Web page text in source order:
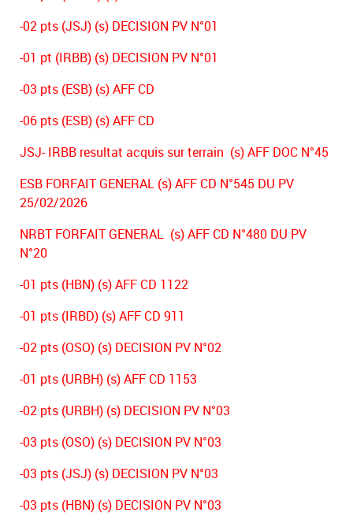
-02 pts (JSJ) (s) DECISION PV N°01
-01 pt (IRBB) (s) DECISION PV N°01
-03 pts (ESB) (s) AFF CD
-06 pts (ESB) (s) AFF CD
JSJ- IRBB resultat acquis sur terrain (s) AFF DOC N°45
ESB FORFAIT GENERAL (s) AFF CD N°545 DU PV
25/02/2026
NRBT FORFAIT GENERAL (s) AFF CD N°480 DU PV
N°20
-01 pts (HBN) (s) AFF CD 1122
-01 pts (IRBD) (s) AFF CD 911
-02 pts (OSO) (s) DECISION PV N°02
-01 pts (URBH) (s) AFF CD 1153
-02 pts (URBH) (s) DECISION PV N°03
-03 pts (OSO) (s) DECISION PV N°03
-03 pts (JSJ) (s) DECISION PV N°03
-03 pts (HBN) (s) DECISION PV N°03